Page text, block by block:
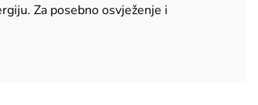
Za posebno osvježenje i